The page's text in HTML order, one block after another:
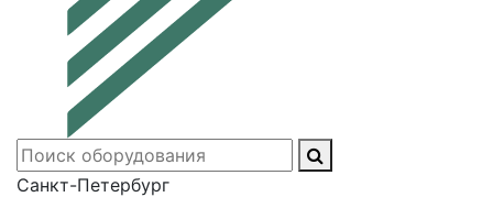
Санкт-Петербург